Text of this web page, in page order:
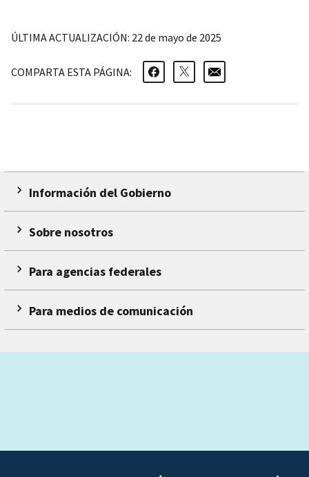
ÚLTIMA ACTUALIZACIÓN: 22 de mayo de 2025
COMPARTA ESTA PÁGINA:
Información del Gobierno
Sobre nosotros
Para agencias federales
Para medios de comunicación